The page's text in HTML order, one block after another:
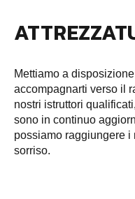
Mettiamo a
accompagnarti verso il
nostri istruttori
sono in continuo
possiamo raggiungere i
sorriso.